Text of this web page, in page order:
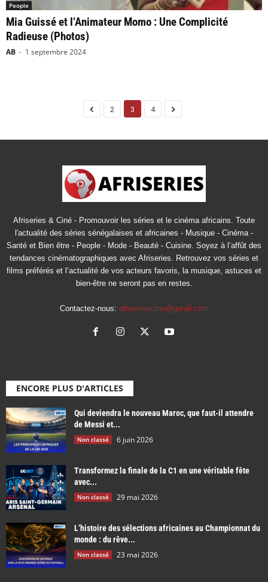
People
Mia Guissé et l’Animateur Momo : Une Complicité
Radieuse (Photos)
AB - 1 septembre 2024
2 3 4
Afriseries & Ciné - Promouvoir les séries et le cinéma africains. Toute
l'actualité des séries sénégalaises et africaines - Musique - Cinéma -
Santé et Bien être - People - Mode - Beauté - Cuisine. Soyez à l’affût des
tendances cinématographiques avec Afriseries. Retrouvez vos séries et
films préférés et l’actualité de vos acteurs favoris, la musique, astuces et
bien-être ne seront pas en restes.
Contactez-nous: afriseriescine@gmail.com
ENCORE PLUS D'ARTICLES
Qui deviendra le nouveau Maroc, que faut-il attendre
de Messi et...
Non classé 6 juin 2026
Transformez la finale de la C1 en une véritable fête
avec...
Non classé 29 mai 2026
L’histoire des sélections africaines au Championnat du
monde : du rêve...
Non classé 23 mai 2026